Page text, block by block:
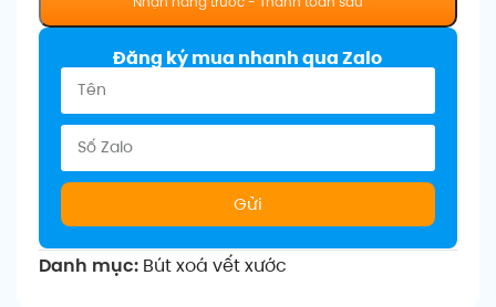
Đăng ký mua nhanh qua Zalo
Gửi
Danh mục: Bút xoá vết xước